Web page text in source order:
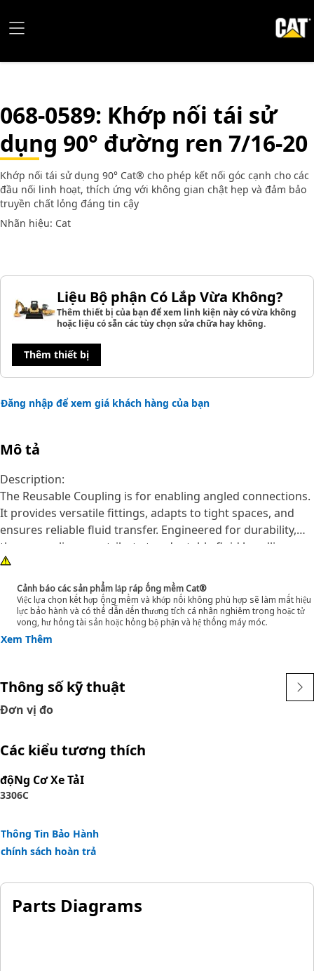
068-0589: Khớp nối tái sử
dụng 90° đường ren 7/16-20
Khớp nối tái sử dụng 90° Cat® cho phép kết nối góc cạnh cho các
đầu nối linh hoạt, thích ứng với không gian chật hẹp và đảm bảo
truyền chất lỏng đáng tin cậy
Nhãn hiệu: Cat
Liệu Bộ phận Có Lắp Vừa Không?
Thêm thiết bị của bạn để xem linh kiện này có vừa không
hoặc liệu có sẵn các tùy chọn sửa chữa hay không.
Thêm thiết bị
Đăng nhập để xem giá khách hàng của bạn
Mô tả
Description:
The Reusable Coupling is for enabling angled connections.
It provides versatile fittings, adapts to tight spaces, and
ensures reliable fluid transfer. Engineered for durability,
these couplings contribute to adaptable fluid handling.
Their role is to allow connections at a 90° angle while
accommodating restricted spaces for optimizing fluid
transfer efficiency and maintaining reliable connections.
Attributes:
• Enable angled connections with adaptable 90° reusable
• Versatile fittings and adapting to tight spaces.
• Engineered for durable and reliable fluid transfer.
• Provides connections at a 90° angle.
The Reusable Coupling is used to maintain fluid system
integrity by providing angled connections in constrained
Cảnh báo các sản phẩm lắp ráp ống mềm Cat®
Việc lựa chọn kết hợp ống mềm và khớp nối không phù hợp sẽ làm mất hiệu
lực bảo hành và có thể dẫn đến thương tích cá nhân nghiêm trọng hoặc tử
vong, hư hỏng tài sản hoặc hỏng bộ phận và hệ thống máy móc.
Xem Thêm
Thông số kỹ thuật
Đơn vị đo
Các kiểu tương thích
độNg Cơ Xe TảI
3306C
Thông Tin Bảo Hành
chính sách hoàn trả
Parts Diagrams